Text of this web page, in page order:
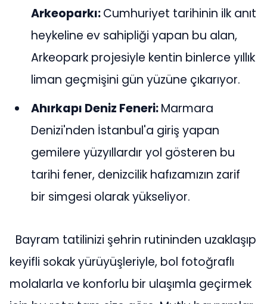
Arkeoparkı:Cumhuriyet tarihinin ilk anıt
heykeline ev sahipliği yapan bu alan,
Arkeopark projesiyle kentin binlerce yıllık
liman geçmişini gün yüzüne çıkarıyor.
Ahırkapı Deniz Feneri:Marmara
Denizi'nden İstanbul'a giriş yapan
gemilere yüzyıllardır yol gösteren bu
tarihi fener, denizcilik hafızamızın zarif
bir simgesi olarak yükseliyor.
Bayram tatilinizi şehrin rutininden uzaklaşıp
keyifli sokak yürüyüşleriyle, bol fotoğraflı
molalarla ve konforlu bir ulaşımla geçirmek